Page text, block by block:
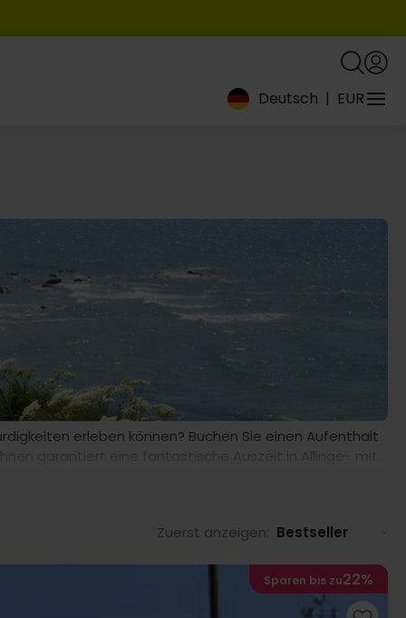
Deutsch | EUR
erleben können? Buchen Sie einen Aufenthalt
garantiert eine fantastische Auszeit in Allinge- mit
Zuerst anzeigen: Bestseller
Sparen bis zu22%